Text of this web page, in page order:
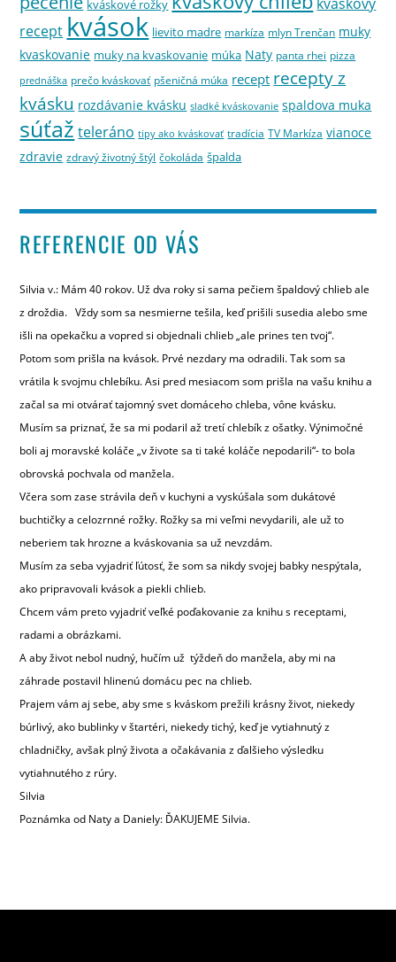
kváskové rožky
recept kvások lievito madre markíza mlyn Trenčan muky
kvaskovanie muky na kvaskovanie múka Naty panta rhei pizza
prednáška prečo kváskovať pšeničná múka recept recepty z
kvásku rozdávanie kvásku sladké kváskovanie spaldova muka
súťaž teleráno tipy ako kváskovať tradícia TV Markíza vianoce
zdravie zdravý životný štýl čokoláda špalda
REFERENCIE OD VÁS
Silvia v.: Mám 40 rokov. Už dva roky si sama pečiem špaldový chlieb ale
z droždia. Vždy som sa nesmierne tešila, keď prišili susedia alebo sme
išli na opekačku a vopred si objednali chlieb „ale prines ten tvoj“.
Potom som prišla na kvások. Prvé nezdary ma odradili. Tak som sa
vrátila k svojmu chlebíku. Asi pred mesiacom som prišla na vašu knihu a
začal sa mi otvárať tajomný svet domáceho chleba, vône kvásku.
Musím sa priznať, že sa mi podaril až tretí chlebík z ošatky. Výnimočné
boli aj moravské koláče „v živote sa ti také koláče nepodarili“- to bola
obrovská pochvala od manžela.
Včera som zase strávila deň v kuchyni a vyskúšala som dukátové
buchtičky a celozrnné rožky. Rožky sa mi veľmi nevydarili, ale už to
neberiem tak hrozne a kváskovania sa už nevzdám.
Musím za seba vyjadriť ľútosť, že som sa nikdy svojej babky nespýtala,
ako pripravovali kvások a piekli chlieb.
Chcem vám preto vyjadriť veľké poďakovanie za knihu s receptami,
radami a obrázkami.
A aby život nebol nudný, hučím už týždeň do manžela, aby mi na
záhrade postavil hlinenú domácu pec na chlieb.
Prajem vám aj sebe, aby sme s kváskom prežili krásny život, niekedy
búrlivý, ako bublinky v štartéri, niekedy tichý, keď je vytiahnutý z
chladničky, avšak plný života a očakávania z ďalšieho výsledku
vytiahnutého z rúry.
Silvia
Poznámka od Naty a Daniely: ĎAKUJEME Silvia.